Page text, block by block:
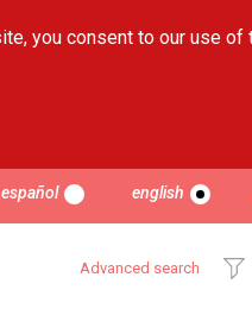
you consent to our use of
español english
Advanced search